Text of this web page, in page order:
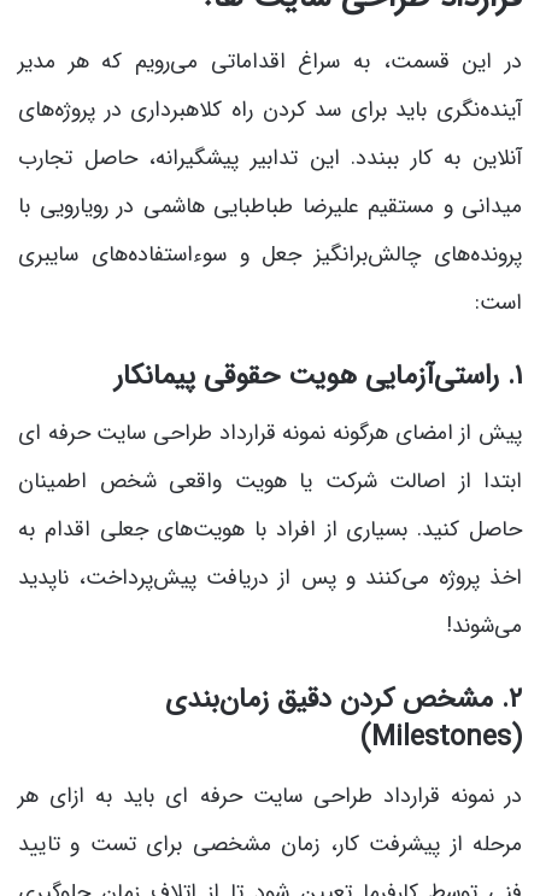
در این قسمت، به سراغ اقداماتی می‌رویم که هر مدیر
آینده‌نگری باید برای سد کردن راه کلاهبرداری در پروژه‌های
آنلاین به کار ببندد. این تدابیر پیشگیرانه، حاصل تجارب
میدانی و مستقیم علیرضا طباطبایی هاشمی در رویارویی با
پرونده‌های چالش‌برانگیز جعل و سوءاستفاده‌های سایبری
است:
۱. راستی‌آزمایی هویت حقوقی پیمانکار
پیش از امضای هرگونه نمونه قرارداد طراحی سایت حرفه ای
ابتدا از اصالت شرکت یا هویت واقعی شخص اطمینان
حاصل کنید. بسیاری از افراد با هویت‌های جعلی اقدام به
اخذ پروژه می‌کنند و پس از دریافت پیش‌پرداخت، ناپدید
می‌شوند!
۲. مشخص کردن دقیق زمان‌بندی
(Milestones)
در نمونه قرارداد طراحی سایت حرفه ای باید به ازای هر
مرحله از پیشرفت کار، زمان مشخصی برای تست و تایید